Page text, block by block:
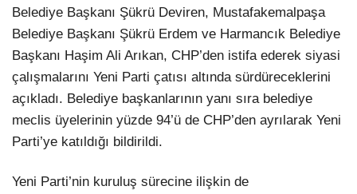
Belediye Başkanı Şükrü Deviren, Mustafakemalpaşa
Belediye Başkanı Şükrü Erdem ve Harmancık Belediye
Başkanı Haşim Ali Arıkan, CHP’den istifa ederek siyasi
çalışmalarını Yeni Parti çatısı altında sürdüreceklerini
açıkladı. Belediye başkanlarının yanı sıra belediye
meclis üyelerinin yüzde 94’ü de CHP’den ayrılarak Yeni
Parti’ye katıldığı bildirildi.
Yeni Parti’nin kuruluş sürecine ilişkin de